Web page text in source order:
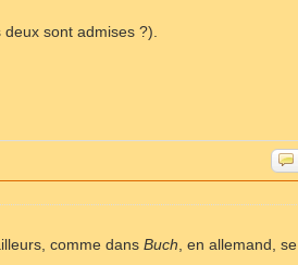
sont admises ?).
comme dansBuch , en allemand, se